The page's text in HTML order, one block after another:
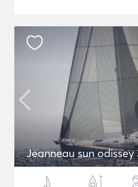
Jeanneau sun odissey